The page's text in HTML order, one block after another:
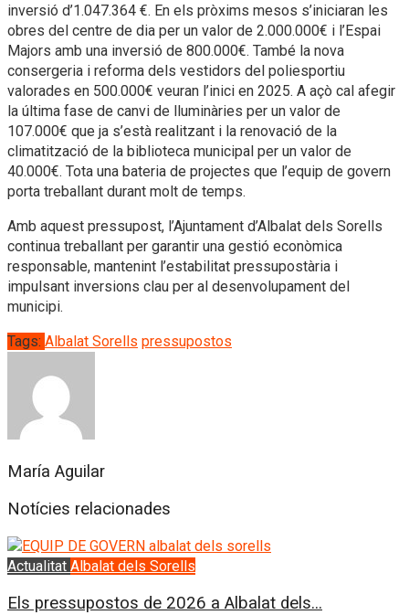
inversió d’1.047.364 €. En els pròxims mesos s’iniciaran les
obres del centre de dia per un valor de 2.000.000€ i l’Espai
Majors amb una inversió de 800.000€. També la nova
consergeria i reforma dels vestidors del poliesportiu
valorades en 500.000€ veuran l’inici en 2025. A açò cal afegir
la última fase de canvi de lluminàries per un valor de
107.000€ que ja s’està realitzant i la renovació de la
climatització de la biblioteca municipal per un valor de
40.000€. Tota una bateria de projectes que l’equip de govern
porta treballant durant molt de temps.
Amb aquest pressupost, l’Ajuntament d’Albalat dels Sorells
continua treballant per garantir una gestió econòmica
responsable, mantenint l’estabilitat pressupostària i
impulsant inversions clau per al desenvolupament del
municipi.
Tags: Albalat Sorells pressupostos
María Aguilar
Notícies relacionades
Actualitat Albalat dels Sorells
Els pressupostos de 2026 a Albalat dels...